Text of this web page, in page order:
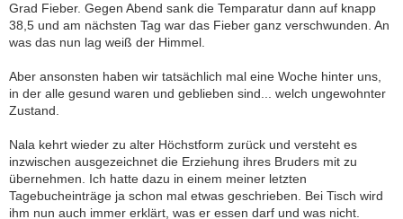
Grad Fieber. Gegen Abend sank die Temparatur dann auf knapp
38,5 und am nächsten Tag war das Fieber ganz verschwunden. An
was das nun lag weiß der Himmel.
Aber ansonsten haben wir tatsächlich mal eine Woche hinter uns,
in der alle gesund waren und geblieben sind... welch ungewohnter
Zustand.
Nala kehrt wieder zu alter Höchstform zurück und versteht es
inzwischen ausgezeichnet die Erziehung ihres Bruders mit zu
übernehmen. Ich hatte dazu in einem meiner letzten
Tagebucheinträge ja schon mal etwas geschrieben. Bei Tisch wird
ihm nun auch immer erklärt, was er essen darf und was nicht.